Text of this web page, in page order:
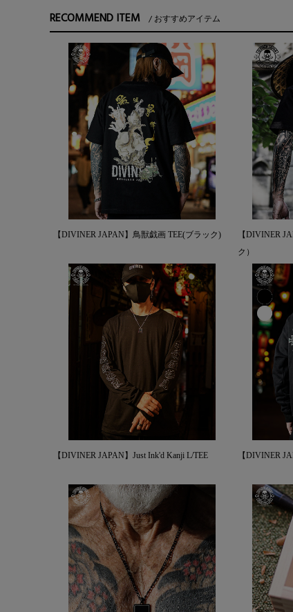
RECOMMEND ITEM おすすめアイテム
【DIVINER JAPAN】鳥獣戯画 TEE(ブラック)
【DIVINER
ク）
【DIVINER JAPAN】Just Ink'd Kanji L/TEE 【DIVINER